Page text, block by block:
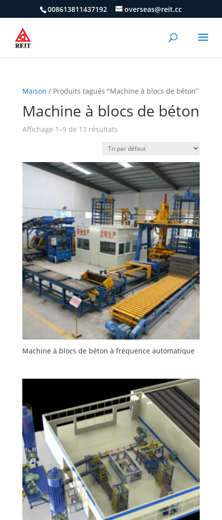
008613811437192 overseas@reit.cc
Maison / Produits tagués "Machine à blocs de béton”
Machine à blocs de béton
Affichage 1–9 de 13 résultats
Machine à blocs de béton à fréquence automatique